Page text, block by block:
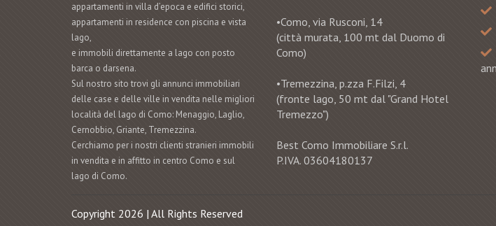
appartamenti in villa d’epoca e edifici storici,
appartamenti in residence con piscina e vista
lago,
e immobili direttamente a lago con posto
barca o darsena.
Sul nostro sito trovi gli annunci immobiliari
delle case e delle ville in vendita nelle migliori
località del lago di Como: Menaggio, Laglio,
Cernobbio, Griante, Tremezzina.
Cerchiamo per i nostri clienti stranieri immobili
in vendita e in affitto in centro Como e sul
lago di Como.
•Como, via Rusconi, 14
(città murata, 100 mt dal Duomo di
Como)
•Tremezzina, p.zza F.Filzi, 4
(fronte lago, 50 mt dal "Grand Hotel
Tremezzo")
Best Como Immobiliare S.r.l.
P.IVA. 03604180137
Copyright 2026 | All Rights Reserved